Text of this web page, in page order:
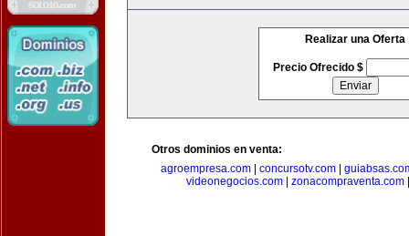
Realizar una Oferta
Precio Ofrecido $
Otros dominios en venta:
agroempresa.com
concursotv.com
videonegocios.com
zonacompraventa.com